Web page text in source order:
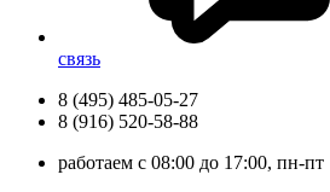
связь
8 (495) 485-05-27
8 (916) 520-58-88
работаем с 08:00 до 17:00, пн-пт